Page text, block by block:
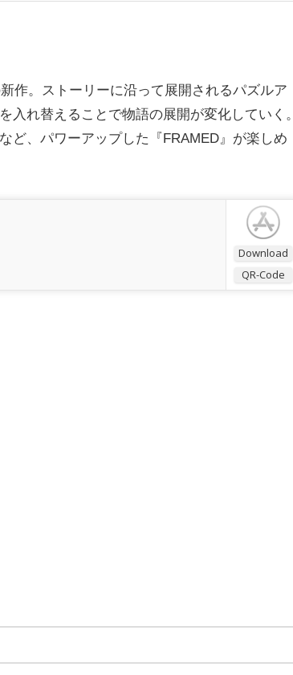
作。ストーリーに沿って展開されるパズルア
入れ替えることで物語の展開が変化していく。
ど、パワーアップした『FRAMED』が楽しめ
Download
QR-Code